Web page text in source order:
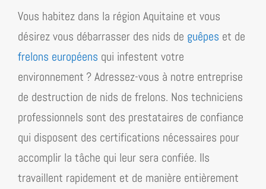
Vous habitez dans la région Aquitaine et vous
désirez vous débarrasser des nids de guêpes et de
frelons européens qui infestent votre
environnement ? Adressez-vous à notre entreprise
de destruction de nids de frelons. Nos techniciens
professionnels sont des prestataires de confiance
qui disposent des certifications nécessaires pour
accomplir la tâche qui leur sera confiée. Ils
travaillent rapidement et de manière entièrement